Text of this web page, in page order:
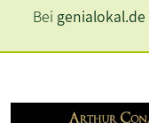
Bei genialokal.de